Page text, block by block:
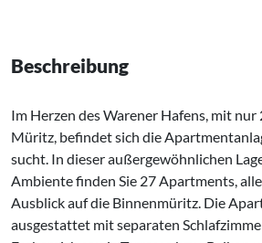
Beschreibung
Im Herzen des Warener Hafens, mit
Müritz, befindet sich die
sucht. In dieser außergewöhnlichen
Ambiente finden Sie 27 Apartments,
Ausblick auf die Binnenmüritz. Die
ausgestattet mit separaten